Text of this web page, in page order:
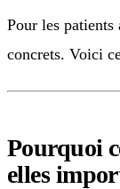
Pour les patients
concrets. Voici
Pourquoi
elles